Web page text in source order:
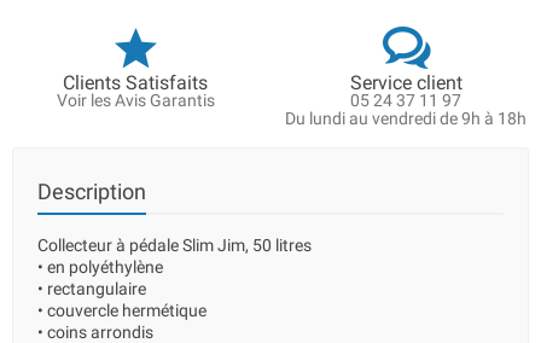
Clients Satisfaits
Voir les Avis Garantis
Service client
05 24 37 11 97
Du lundi au vendredi de 9h à 18h
Description
Collecteur à pédale Slim Jim, 50 litres
• en polyéthylène
• rectangulaire
• couvercle hermétique
• coins arrondis